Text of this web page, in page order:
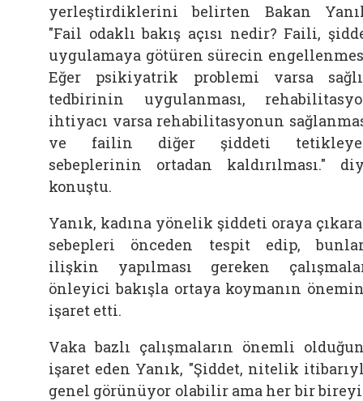
yerleştirdiklerini belirten Bakan
"Fail odaklı bakış açısı nedir? Faili,
uygulamaya götüren sürecin
Eğer psikiyatrik problemi varsa
tedbirinin uygulanması,
ihtiyacı varsa rehabilitasyonun
ve failin diğer şiddeti
sebeplerinin ortadan kaldırılması."
konuştu.
Yanık, kadına yönelik şiddeti oraya
sebepleri önceden tespit edip,
ilişkin yapılması gereken
önleyici bakışla ortaya koymanın
işaret etti.
Vaka bazlı çalışmaların önemli
işaret eden Yanık, "Şiddet, nitelik
genel görünüyor olabilir ama her bir